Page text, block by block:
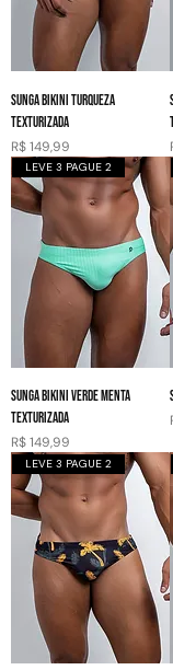
SUNGA BIKINI TURQUEZA
TEXTURIZADA
Preço
R$ 149,99
LEVE 3 PAGUE 2
SUNGA BIKINI VERDE MENTA
TEXTURIZADA
Preço
R$ 149,99
LEVE 3 PAGUE 2